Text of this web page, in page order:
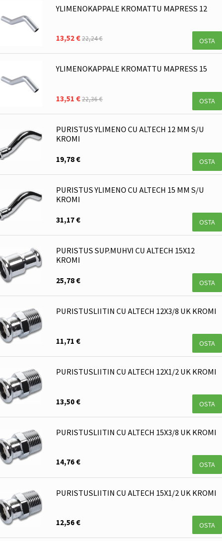
YLIMENOKAPPALE KROMATTU MAPRESS 12
13,52 €22,24 € OSTA
YLIMENOKAPPALE KROMATTU MAPRESS 15
13,51 €22,36 € OSTA
PURISTUS YLIMENO CU ALTECH 12 MM S/U
KROMI
19,78 € OSTA
PURISTUS YLIMENO CU ALTECH 15 MM S/U
KROMI
31,17 € OSTA
PURISTUS SUP.MUHVI CU ALTECH 15X12
KROMI
25,78 € OSTA
PURISTUSLIITIN CU ALTECH 12X3/8 UK KROMI
11,71 € OSTA
PURISTUSLIITIN CU ALTECH 12X1/2 UK KROMI
13,50 € OSTA
PURISTUSLIITIN CU ALTECH 15X3/8 UK KROMI
14,76 € OSTA
PURISTUSLIITIN CU ALTECH 15X1/2 UK KROMI
12,56 € OSTA